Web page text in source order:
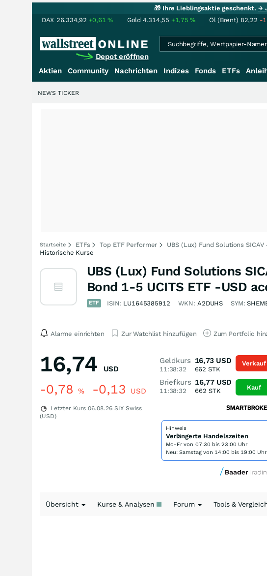
🎁 Ihre Lieblingsaktie geschenkt.→
DAX 26.334,92 +0,61% Gold 4.314,55 +1,75% Öl (Brent) 82,22 -
Depot eröffnen
Aktien Community Nachrichten Indizes Fonds ETFs
NEWS TICKER
Startseite ETFs Top ETF Performer
UBS (Lux) Fund Solutions
Historische Kurse
UBS (Lux) Fund Solutions
Bond 1-5 UCITS ETF -USD
ETF ISIN: LU1645385912 WKN: A2DUHS SYM:
Alarme einrichten Zur Watchlist hinzufügen Zum Portfolio
16,74 USD
-0,78 % -0,13 USD
Letzter Kurs 06.08.26 SIX Swiss
(USD)
Geldkurs
11:38:32
16,73 USD
662 STK
Briefkurs
11:38:32
16,77 USD
662 STK
Verkauf
Kauf
Hinweis
Verlängerte Handelszeiten
Mo-Fr von 07:30 bis 23:00 Uhr
Neu: Samstag von 14:00 bis 19:00 Uhr
Übersicht Kurse & Analysen Forum Tools &